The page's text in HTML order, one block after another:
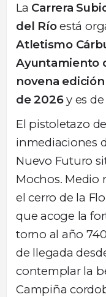
La Carrera
del Ríoestá
Atletismo
Ayuntamiento
novena edición
de 2026y es
El pistoletazo
inmediaciones
Nuevo Futuro
Mochos. Medio
el cerro de la
que acoge la
torno al año
de llegada
contemplar la
Campiña